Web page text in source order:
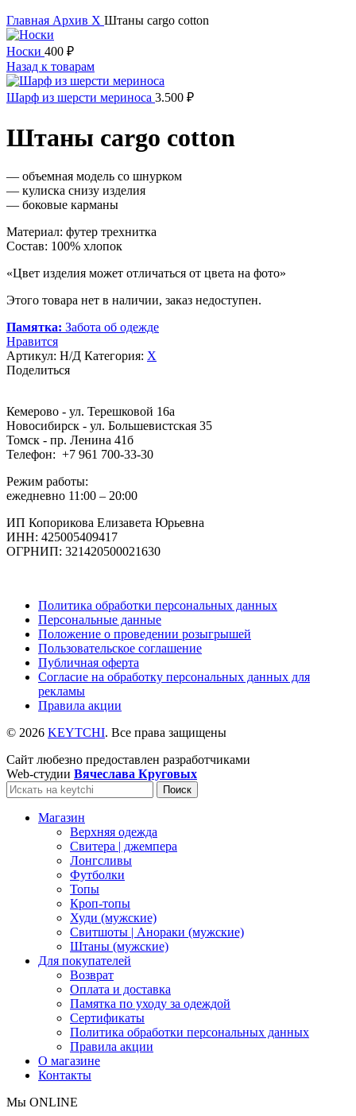
Главная Архив Х Штаны cargo cotton
Носки 400 ₽
Назад к товарам
Шарф из шерсти мериноса 3.500 ₽
Штаны cargo cotton
— объемная модель со шнурком
— кулиска снизу изделия
— боковые карманы
Материал: футер трехнитка
Состав: 100% хлопок
«Цвет изделия может отличаться от цвета на фото»
Этого товара нет в наличии, заказ недоступен.
Памятка: Забота об одежде
Нравится
Артикул: Н/Д Категория: Х
Поделиться
Кемерово - ул. Терешковой 16а
Новосибирск - ул. Большевистская 35
Томск - пр. Ленина 41б
Телефон: +7 961 700-33-30
Режим работы:
ежедневно 11:00 – 20:00
ИП Копорикова Елизавета Юрьевна
ИНН: 425005409417
ОГРНИП: 321420500021630
Политика обработки персональных данных
Персональные данные
Положение о проведении розыгрышей
Пользовательское соглашение
Публичная оферта
Согласие на обработку персональных данных для
рекламы
Правила акции
© 2026 KEYTCHI. Все права защищены
Сайт любезно предоставлен разработчиками
Web-студии Вячеслава Круговых
Поиск
Магазин
Верхняя одежда
Свитера | джемпера
Лонгсливы
Футболки
Топы
Кроп-топы
Худи (мужские)
Свитшоты | Анораки (мужские)
Штаны (мужские)
Для покупателей
Возврат
Оплата и доставка
Памятка по уходу за одеждой
Сертификаты
Политика обработки персональных данных
Правила акции
О магазине
Контакты
Мы ONLINE